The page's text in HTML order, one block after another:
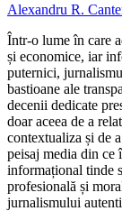
Alexandru R.
Într-o lume în care
și economice, iar
puternici,
bastioane ale
decenii dedicate
doar aceea de a
contextualiza și de
peisaj media din ce
informațional tinde
profesională și
jurnalismului